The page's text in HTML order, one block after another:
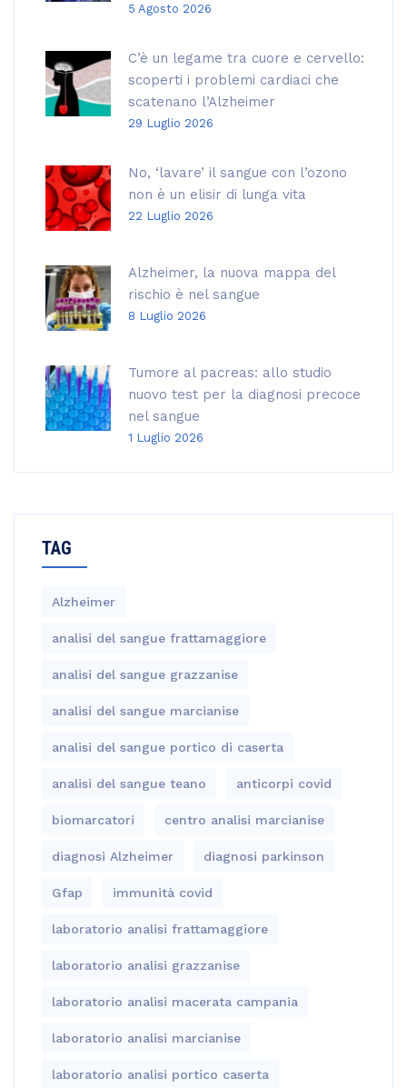
5 Agosto 2026
C’è un legame tra cuore e cervello:
scoperti i problemi cardiaci che
scatenano l’Alzheimer
29 Luglio 2026
No, ‘lavare’ il sangue con l’ozono
non è un elisir di lunga vita
22 Luglio 2026
Alzheimer, la nuova mappa del
rischio è nel sangue
8 Luglio 2026
Tumore al pacreas: allo studio
nuovo test per la diagnosi precoce
nel sangue
1 Luglio 2026
TAG
Alzheimer
analisi del sangue frattamaggiore
analisi del sangue grazzanise
analisi del sangue marcianise
analisi del sangue portico di caserta
analisi del sangue teano anticorpi covid
biomarcatori centro analisi marcianise
diagnosi Alzheimer diagnosi parkinson
Gfap immunità covid
laboratorio analisi frattamaggiore
laboratorio analisi grazzanise
laboratorio analisi macerata campania
laboratorio analisi marcianise
laboratorio analisi portico caserta